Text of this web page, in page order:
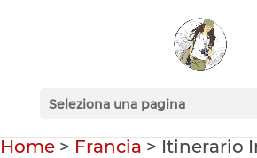
Seleziona una pagina
Home > Francia > Itinerario